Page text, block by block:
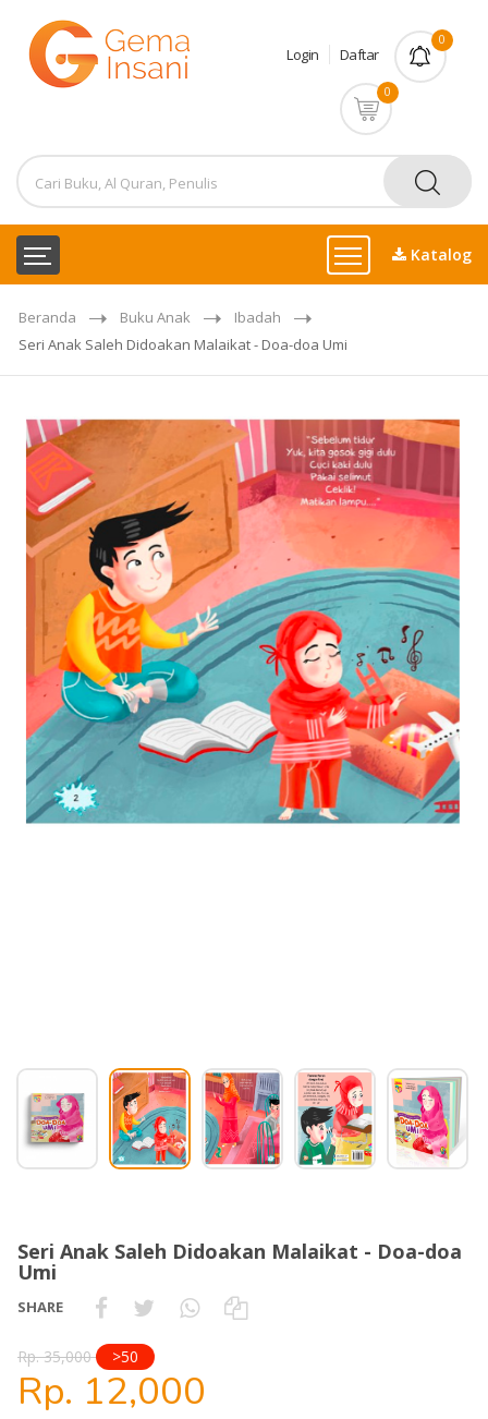
Login Daftar
0
0
Katalog
Beranda Buku Anak
Ibadah
Seri Anak Saleh Didoakan Malaikat - Doa-doa Umi
Seri Anak Saleh Didoakan Malaikat - Doa-doa
Umi
SHARE
Rp. 35,000 >50
Rp. 12,000